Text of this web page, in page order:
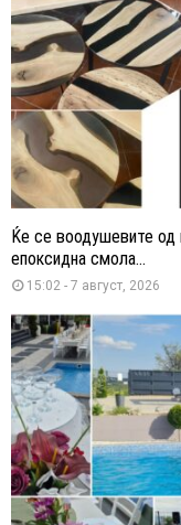
Ќе се воодушевите од
епоксидна смола...
15:02 - 7 август, 2026